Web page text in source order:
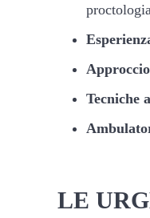
Tecniche
LE